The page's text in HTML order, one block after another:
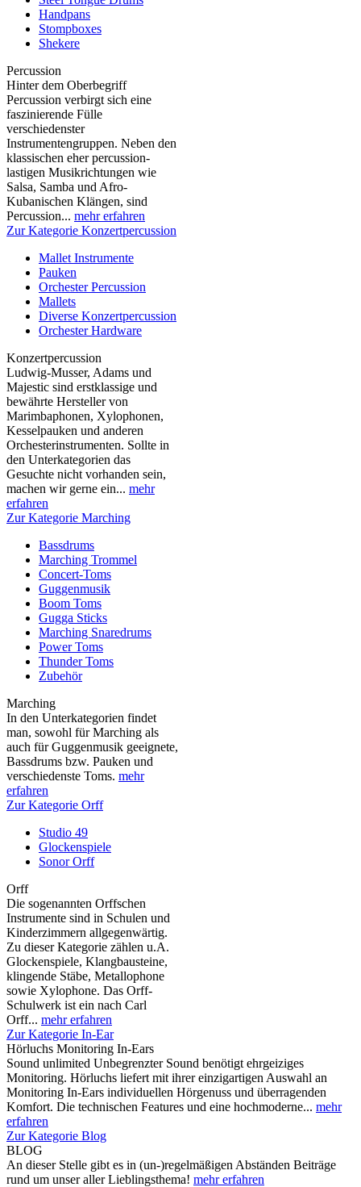
Handpans
Stompboxes
Shekere
Percussion
Hinter dem Oberbegriff
Percussion verbirgt sich eine
faszinierende Fülle
verschiedenster
Instrumentengruppen. Neben den
klassischen eher percussion-
lastigen Musikrichtungen wie
Salsa, Samba und Afro-
Kubanischen Klängen, sind
Percussion... mehr erfahren
Zur Kategorie Konzertpercussion
Mallet Instrumente
Pauken
Orchester Percussion
Mallets
Diverse Konzertpercussion
Orchester Hardware
Konzertpercussion
Ludwig-Musser, Adams und
Majestic sind erstklassige und
bewährte Hersteller von
Marimbaphonen, Xylophonen,
Kesselpauken und anderen
Orchesterinstrumenten. Sollte in
den Unterkategorien das
Gesuchte nicht vorhanden sein,
machen wir gerne ein... mehr
erfahren
Zur Kategorie Marching
Bassdrums
Marching Trommel
Concert-Toms
Guggenmusik
Boom Toms
Gugga Sticks
Marching Snaredrums
Power Toms
Thunder Toms
Zubehör
Marching
In den Unterkategorien findet
man, sowohl für Marching als
auch für Guggenmusik geeignete,
Bassdrums bzw. Pauken und
verschiedenste Toms. mehr
erfahren
Zur Kategorie Orff
Studio 49
Glockenspiele
Sonor Orff
Orff
Die sogenannten Orffschen
Instrumente sind in Schulen und
Kinderzimmern allgegenwärtig.
Zu dieser Kategorie zählen u.A.
Glockenspiele, Klangbausteine,
klingende Stäbe, Metallophone
sowie Xylophone. Das Orff-
Schulwerk ist ein nach Carl
Orff... mehr erfahren
Zur Kategorie In-Ear
Hörluchs Monitoring In-Ears
Sound unlimited Unbegrenzter Sound benötigt ehrgeiziges
Monitoring. Hörluchs liefert mit ihrer einzigartigen Auswahl an
Monitoring In-Ears individuellen Hörgenuss und überragenden
Komfort. Die technischen Features und eine hochmoderne... mehr
erfahren
Zur Kategorie Blog
BLOG
An dieser Stelle gibt es in (un-)regelmäßigen Abständen Beiträge
rund um unser aller Lieblingsthema! mehr erfahren